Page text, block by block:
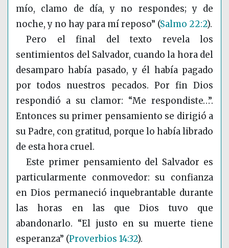
mío, clamo de día, y no respondes; y de
noche, y no hay para mí reposo” (Salmo 22:2).
Pero el final del texto revela los
sentimientos del Salvador, cuando la hora del
desamparo había pasado, y él había pagado
por todos nuestros pecados. Por fin Dios
respondió a su clamor: “Me respondiste…”.
Entonces su primer pensamiento se dirigió a
su Padre, con gratitud, porque lo había librado
de esta hora cruel.
Este primer pensamiento del Salvador es
particularmente conmovedor: su confianza
en Dios permaneció inquebrantable durante
las horas en las que Dios tuvo que
abandonarlo. “El justo en su muerte tiene
esperanza” (Proverbios 14:32).